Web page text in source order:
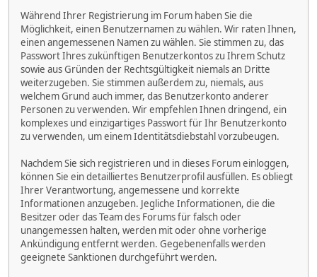
Während Ihrer Registrierung im Forum haben Sie die
Möglichkeit, einen Benutzernamen zu wählen. Wir raten Ihnen,
einen angemessenen Namen zu wählen. Sie stimmen zu, das
Passwort Ihres zukünftigen Benutzerkontos zu Ihrem Schutz
sowie aus Gründen der Rechtsgültigkeit niemals an Dritte
weiterzugeben. Sie stimmen außerdem zu, niemals, aus
welchem Grund auch immer, das Benutzerkonto anderer
Personen zu verwenden. Wir empfehlen Ihnen dringend, ein
komplexes und einzigartiges Passwort für Ihr Benutzerkonto
zu verwenden, um einem Identitätsdiebstahl vorzubeugen.
Nachdem Sie sich registrieren und in dieses Forum einloggen,
können Sie ein detailliertes Benutzerprofil ausfüllen. Es obliegt
Ihrer Verantwortung, angemessene und korrekte
Informationen anzugeben. Jegliche Informationen, die die
Besitzer oder das Team des Forums für falsch oder
unangemessen halten, werden mit oder ohne vorherige
Ankündigung entfernt werden. Gegebenenfalls werden
geeignete Sanktionen durchgeführt werden.